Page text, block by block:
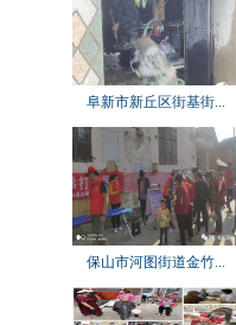
阜新市新丘区街基街...
保山市河图街道金竹...